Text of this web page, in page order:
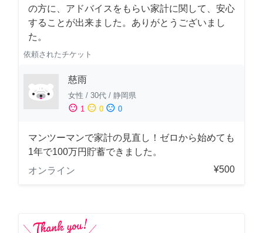
の方に、アドバイスをもらい家計に関して、安心
することが出来ました。ありがとうございまし
た。
依頼されたチケット
慈雨
女性 / 30代 / 静岡県
sentiment_satisfied 1 sentiment_neutral 0 sentiment_dissatisfied 0
マンツーマンで家計の見直し！ゼロから始めても
1年で100万円貯蓄できました。
オンライン
¥500